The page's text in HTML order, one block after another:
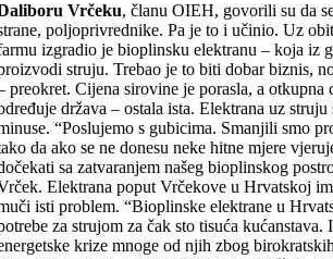
Vrčeku, članu OIEH, govorili su da
poljoprivrednike. Pa je to i učinio. Uz
izgradio je bioplinsku elektranu – koja iz
struju. Trebao je to biti dobar biznis,
preokret. Cijena sirovine je porasla, a otkupna
država – ostala ista. Elektrana uz
“Poslujemo s gubicima. Smanjili smo
da ako se ne donesu neke hitne mjere
sa zatvaranjem našeg bioplinskog
Elektrana poput Vrčekove u Hrvatskoj
isti problem. “Bioplinske elektrane u
za strujom za čak sto tisuća kućanstava.
krize mnoge od njih zbog